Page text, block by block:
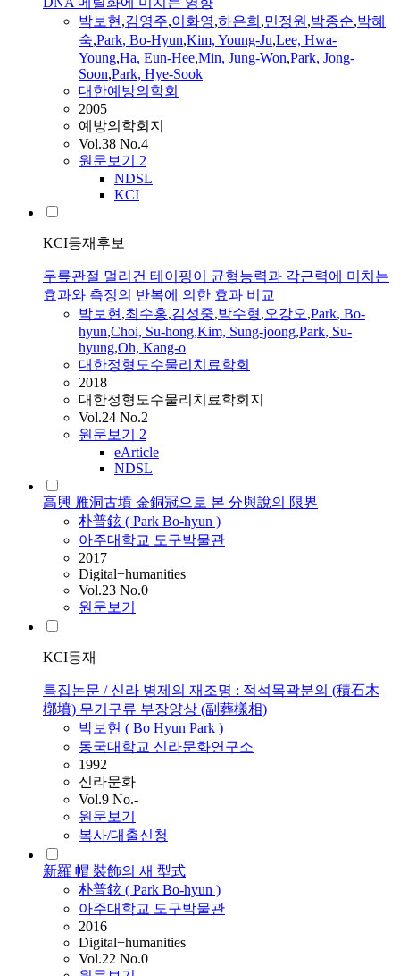
박보현,김영주,이화영,하은희 ,민정원,박종순,박혜
숙,Park, Bo-Hyun,Kim, Young-Ju,Lee, Hwa-
Young,Ha, Eun-Hee,Min, Jung-Won,Park, Jong-
Soon,Park, Hye-Sook
대한예방의학회
2005
예방의학회지
Vol.38 No.4
원문보기 2
NDSL
KCI
KCI등재후보
무릎관절 멀리건 테이핑이 균형능력과 각근력에 미치는
효과와 측정의 반복에 의한 효과 비교
박보현,최수홍,김성중,박수형,오강오,Park, Bo-
hyun,Choi, Su-hong,Kim, Sung-joong,Park, Su-
hyung,Oh, Kang-o
대한정형도수물리치료학회
2018
대한정형도수물리치료학회지
Vol.24 No.2
원문보기 2
eArticle
NDSL
高興 雁洞古墳 金銅冠으로 본 分與說의 限界
朴普鉉 ( Park Bo-hyun )
아주대학교 도구박물관
2017
Digital+humanities
Vol.23 No.0
원문보기
KCI등재
특집논문 / 신라 병제의 재조명 : 적석목곽분의 (積石木
槨墳) 무기구류 부장양상 (副葬樣相)
박보현 ( Bo Hyun Park )
동국대학교 신라문화연구소
1992
신라문화
Vol.9 No.-
원문보기
복사/대출신청
新羅 帽 裝飾의 새 型式
朴普鉉 ( Park Bo-hyun )
아주대학교 도구박물관
2016
Digital+humanities
Vol.22 No.0